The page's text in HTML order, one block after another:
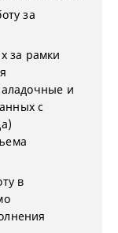
за
за рамки
и
с
в